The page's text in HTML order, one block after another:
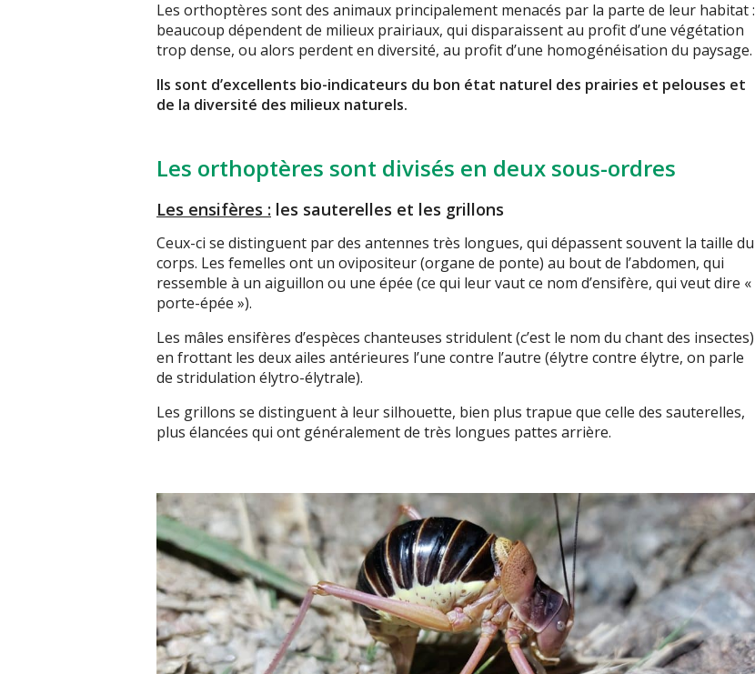
Les orthoptères sont des animaux principalement menacés par la parte de leur habitat :
beaucoup dépendent de milieux prairiaux, qui disparaissent au profit d’une végétation
trop dense, ou alors perdent en diversité, au profit d’une homogénéisation du paysage.
Ils sont d’excellents bio-indicateurs du bon état naturel des prairies et pelouses et
de la diversité des milieux naturels.
Les orthoptères sont divisés en deux sous-ordres
Les ensifères : les sauterelles et les grillons
Ceux-ci se distinguent par des antennes très longues, qui dépassent souvent la taille du
corps. Les femelles ont un ovipositeur (organe de ponte) au bout de l’abdomen, qui
ressemble à un aiguillon ou une épée (ce qui leur vaut ce nom d’ensifère, qui veut dire «
porte-épée »).
Les mâles ensifères d’espèces chanteuses stridulent (c’est le nom du chant des insectes)
en frottant les deux ailes antérieures l’une contre l’autre (élytre contre élytre, on parle
de stridulation élytro-élytrale).
Les grillons se distinguent à leur silhouette, bien plus trapue que celle des sauterelles,
plus élancées qui ont généralement de très longues pattes arrière.